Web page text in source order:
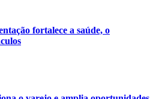
fortalece a saúde, o